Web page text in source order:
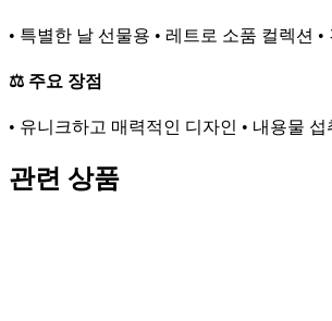
• 특별한 날 선물용 • 레트로 소품 컬렉션
⚖️ 주요 장점
• 유니크하고 매력적인 디자인 • 내용물
관련 상품